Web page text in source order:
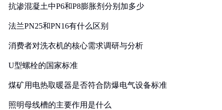
抗渗混凝土中P6和P8膨胀剂分别加多少
法兰PN25和PN16有什么区别
消费者对洗衣机的核心需求调研与分析
U型螺栓的国家标准
煤矿用电热取暖器是否符合防爆电气设备标准
照明母线槽的主要作用是什么